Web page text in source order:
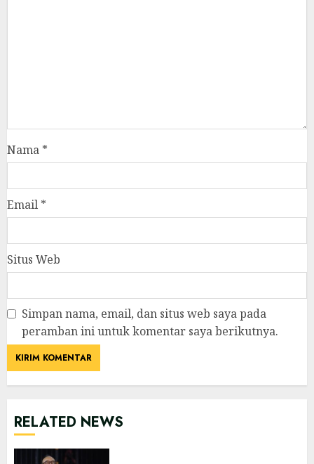
Nama *
Email *
Situs Web
Simpan nama, email, dan situs web saya pada
peramban ini untuk komentar saya berikutnya.
RELATED NEWS